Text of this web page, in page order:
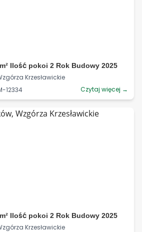
Ilość pokoi 2 Rok Budowy 2025
Krzesławickie
12334
Czytaj więcej →
Ilość pokoi 2 Rok Budowy 2025
Krzesławickie